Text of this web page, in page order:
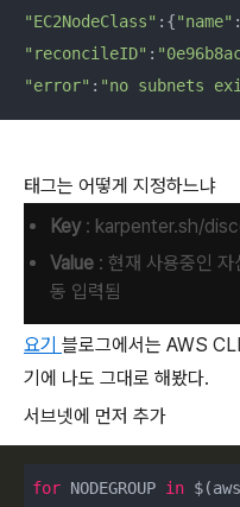
"EC2NodeClass" :{"name" :
"reconcileID" :
"error" : "no subnets
태그는 어떻게 지정하느냐
Key : karpenter.sh/
Value : 현재 사용중인
동 입력됨
요기 블로그에서는 AWS
기에 나도 그대로 해봤다.
서브넷에 먼저 추가
for NODEGROUP in